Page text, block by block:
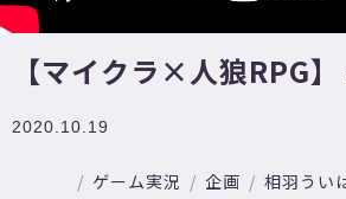
【マイクラ×人狼RPG
2020.10.19
ゲーム実況 企画 相羽うい